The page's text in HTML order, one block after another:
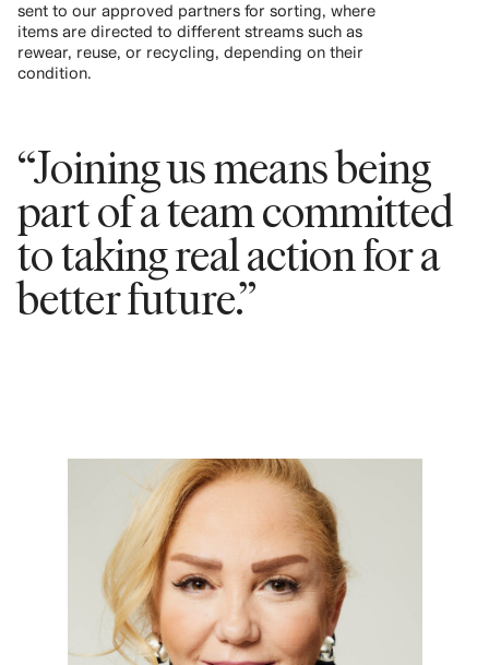
sent to our approved partners for sorting, where
items are directed to different streams such as
rewear, reuse, or recycling, depending on their
condition.
“Joining us means being
part of a team committed
to taking real action for a
better future.”